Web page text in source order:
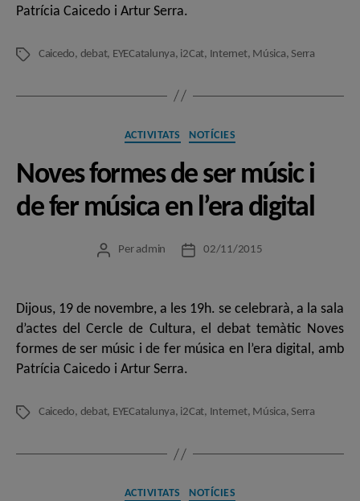
Patrícia Caicedo i Artur Serra.
Etiquetes
Caicedo, debat, EYECatalunya, i2Cat, Internet, Música, Serra
Categories
ACTIVITATS NOTÍCIES
Noves formes de ser músic i
de fer música en l’era digital
Autor
Per admin
Data02/11/2015
Dijous, 19 de novembre, a les 19h. se celebrarà, a la sala
d’actes del Cercle de Cultura, el debat temàtic Noves
formes de ser músic i de fer música en l’era digital, amb
Patrícia Caicedo i Artur Serra.
Etiquetes
Caicedo, debat, EYECatalunya, i2Cat, Internet, Música, Serra
Categories
ACTIVITATS NOTÍCIES